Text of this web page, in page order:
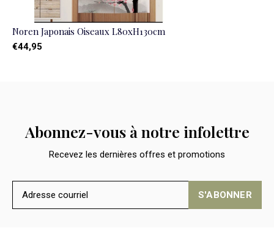
Noren Japonais Oiseaux L80xH130cm
€44,95
Abonnez-vous à notre infolettre
Recevez les dernières offres et promotions
S'ABONNER